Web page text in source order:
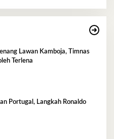
Lawan Kamboja, Timnas
Terlena
Portugal, Langkah Ronaldo